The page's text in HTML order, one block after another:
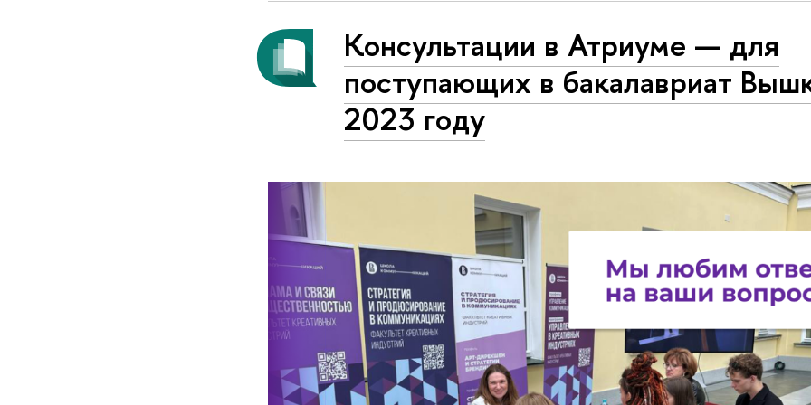
Консультации в Атриуме — для
поступающих в бакалавриат
2023 году